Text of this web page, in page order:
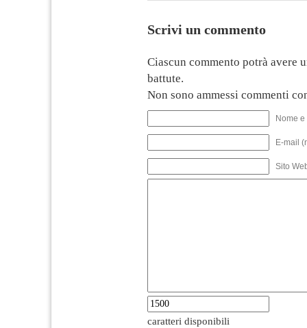
Scrivi un commento
Ciascun commento potrà avere
battute.
Non sono ammessi commenti
Nome
E-mail
Sito
caratteri disponibili